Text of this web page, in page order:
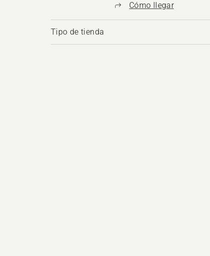
Cómo llegar
Tipo de tienda